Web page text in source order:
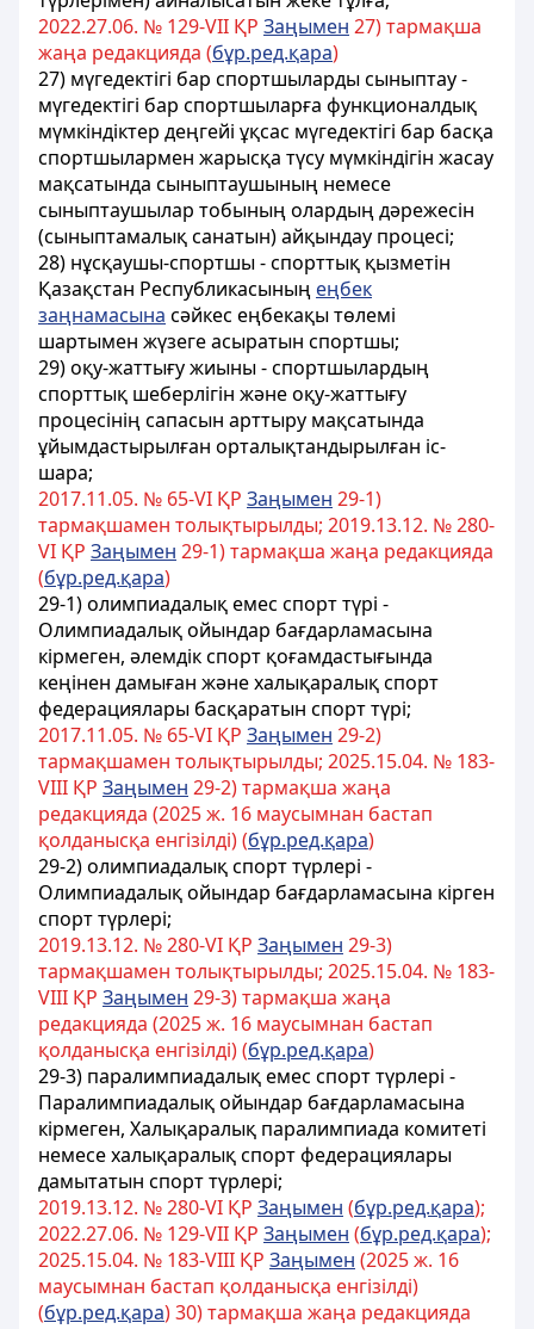
2022.27.06. № 129-VII ҚР Заңымен 27) тармақша
жаңа редакцияда (бұр.ред.қара)
27) мүгедектігі бар спортшыларды сыныптау -
мүгедектігі бар спортшыларға функционалдық
мүмкіндіктер деңгейі ұқсас мүгедектігі бар басқа
спортшылармен жарысқа түсу мүмкіндігін жасау
мақсатында сыныптаушының немесе
сыныптаушылар тобының олардың дәрежесін
(сыныптамалық санатын) айқындау процесі;
28) нұсқаушы-спортшы - спорттық қызметін
Қазақстан Республикасының еңбек
заңнамасына сәйкес еңбекақы төлемі
шартымен жүзеге асыратын спортшы;
29) оқу-жаттығу жиыны - спортшылардың
спорттық шеберлігін және оқу-жаттығу
процесінің сапасын арттыру мақсатында
ұйымдастырылған орталықтандырылған іс-
шара;
2017.11.05. № 65-VІ ҚР Заңымен 29-1)
тармақшамен толықтырылды; 2019.13.12. № 280-
VI ҚР Заңымен 29-1) тармақша жаңа редакцияда
(бұр.ред.қара)
29-1) олимпиадалық емес спорт түрі -
Олимпиадалық ойындар бағдарламасына
кірмеген, әлемдік спорт қоғамдастығында
кеңінен дамыған және халықаралық спорт
федерациялары басқаратын спорт түрі;
2017.11.05. № 65-VІ ҚР Заңымен 29-2)
тармақшамен толықтырылды; 2025.15.04. № 183-
VIII ҚР Заңымен 29-2) тармақша жаңа
редакцияда (2025 ж. 16 маусымнан бастап
қолданысқа енгізілді) (бұр.ред.қара)
29-2) олимпиадалық спорт түрлері -
Олимпиадалық ойындар бағдарламасына кірген
спорт түрлері;
2019.13.12. № 280-VI ҚР Заңымен 29-3)
тармақшамен толықтырылды; 2025.15.04. № 183-
VIII ҚР Заңымен 29-3) тармақша жаңа
редакцияда (2025 ж. 16 маусымнан бастап
қолданысқа енгізілді) (бұр.ред.қара)
29-3) паралимпиадалық емес спорт түрлері -
Паралимпиадалық ойындар бағдарламасына
кірмеген, Халықаралық паралимпиада комитеті
немесе халықаралық спорт федерациялары
дамытатын спорт түрлері;
2019.13.12. № 280-VI ҚР Заңымен (бұр.ред.қара);
2022.27.06. № 129-VII ҚР Заңымен (бұр.ред.қара);
2025.15.04. № 183-VIII ҚР Заңымен (2025 ж. 16
маусымнан бастап қолданысқа енгізілді)
(бұр.ред.қара) 30) тармақша жаңа редакцияда